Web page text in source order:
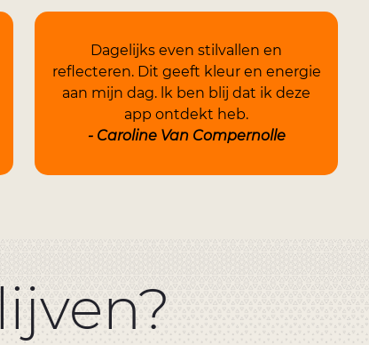
Dagelijks even stilvallen en
reflecteren. Dit geeft kleur en energie
aan mijn dag. lk ben blij dat ik deze
app ontdekt heb.
- Caroline Van Compernolle